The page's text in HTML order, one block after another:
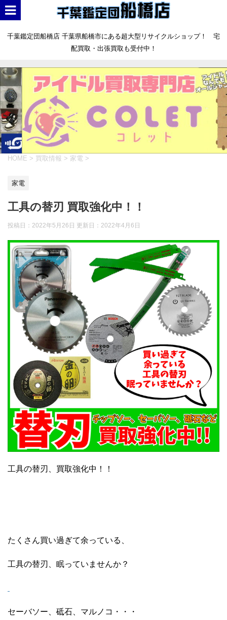
千葉鑑定団船橋店 千葉県船橋市にある超大型リサイクルショップ！ 宅
配買取・出張買取も受付中！
HOME > 買取情報 > 家電 >
家電
工具の替刃 買取強化中！！
投稿日：2022年5月26日 更新日： 2022年4月6日
工具の替刃、買取強化中！！
たくさん買い過ぎて余っている、
工具の替刃、眠っていませんか？
セーバソー、砥石、マルノコ・・・